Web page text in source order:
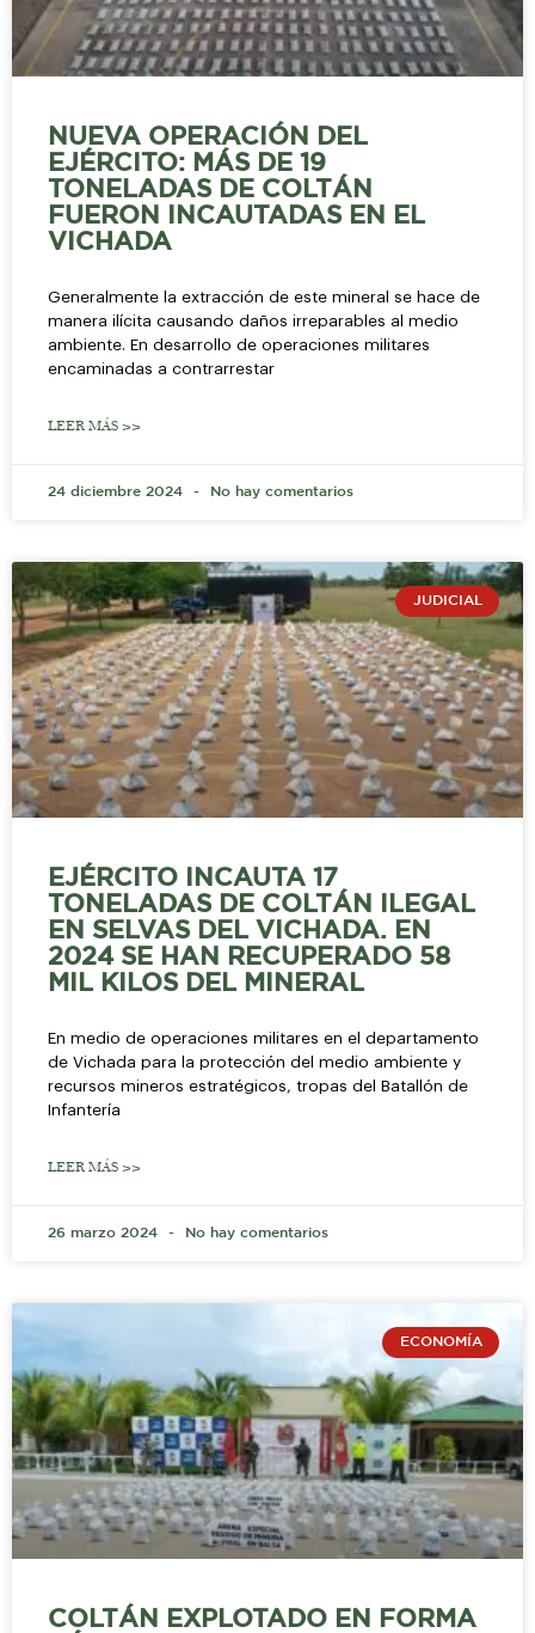
NUEVA OPERACIÓN DEL
EJÉRCITO: MÁS DE 19
TONELADAS DE COLTÁN
FUERON INCAUTADAS EN EL
VICHADA
Generalmente la extracción de este mineral se hace de
manera ilícita causando daños irreparables al medio
ambiente. En desarrollo de operaciones militares
encaminadas a contrarrestar
LEER MÁS >>
24 diciembre 2024 No hay comentarios
JUDICIAL
EJÉRCITO INCAUTA 17
TONELADAS DE COLTÁN ILEGAL
EN SELVAS DEL VICHADA. EN
2024 SE HAN RECUPERADO 58
MIL KILOS DEL MINERAL
En medio de operaciones militares en el departamento
de Vichada para la protección del medio ambiente y
recursos mineros estratégicos, tropas del Batallón de
Infantería
LEER MÁS >>
26 marzo 2024 No hay comentarios
ECONOMÍA
COLTÁN EXPLOTADO EN FORMA